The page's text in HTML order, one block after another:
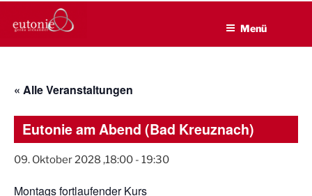
Inhalt
EUTONIE.DE
Lebensbalance durch körperliche Selbsterfahrung
Menü
« Alle Veranstaltungen
Eutonie am Abend (Bad Kreuznach)
09. Oktober 2028 ,18:00 - 19:30
Montags fortlaufender Kurs